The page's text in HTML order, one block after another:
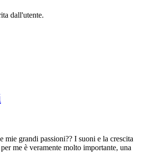
dall'utente.
mie grandi passioni?? I suoni e la crescita
me è veramente molto importante, una